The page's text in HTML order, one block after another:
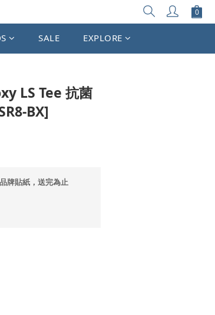
SALE EXPLORE
LS Tee 抗菌
BX]
牌貼紙，送完為止